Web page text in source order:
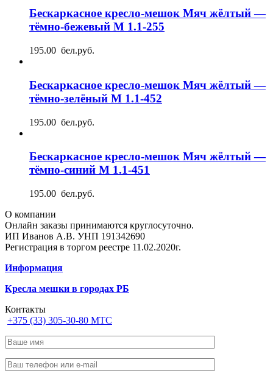
Бескаркасное кресло-мешок Мяч жёлтый —
тёмно-бежевый М 1.1-255
195.00 бел.руб.
Бескаркасное кресло-мешок Мяч жёлтый —
тёмно-зелёный М 1.1-452
195.00 бел.руб.
Бескаркасное кресло-мешок Мяч жёлтый —
тёмно-синий М 1.1-451
195.00 бел.руб.
О компании
Онлайн заказы принимаются круглосуточно.
ИП Иванов А.В. УНП 191342690
Регистрация в торгом реестре 11.02.2020г.
Информация
Кресла мешки в городах РБ
Контакты
+375 (33) 305-30-80 МТС